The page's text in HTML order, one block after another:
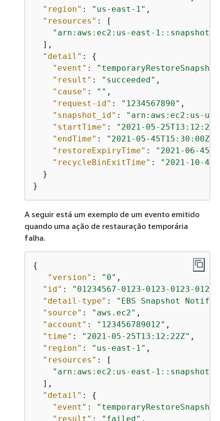
"region" : "us-east-1" ,
"resources" : [
"arn:aws:ec2:us-east-1::snapshot/
  ],
"detail" : {
"event" :
"result" : "succeeded" ,
"cause" : "" ,
"request-id" : "1234567890" ,
"snapshot_id" :
"arn:aws:ec2:us-
"startTime" :
"2021-05-
"endTime" : "2021-05-45T15:30:00Z"
"restoreExpiryTime" :
"2021-06-
"recycleBinExitTime" :
"2021-10-
  }
}
A seguir está um exemplo de um evento emitido
quando uma ação de restauração temporária
falha.
{
"version" : "0" ,
"id" :
"01234567-0123-0123-0123-
"detail-type" :
"EBS Snapshot
"source" : "aws.ec2" ,
"account" : "123456789012" ,
"time" : "2021-05-25T13:12:22Z" ,
"region" : "us-east-1" ,
"resources" : [
"arn:aws:ec2:us-east-1::snapshot/
  ],
"detail" : {
"event" :
"result" : "failed" ,